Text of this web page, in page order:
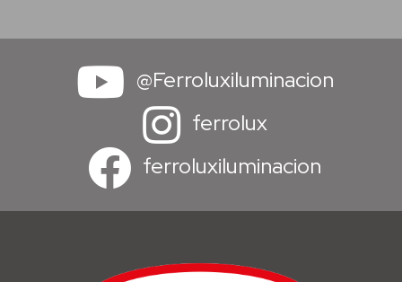
@Ferroluxiluminacion
ferrolux
ferroluxiluminacion